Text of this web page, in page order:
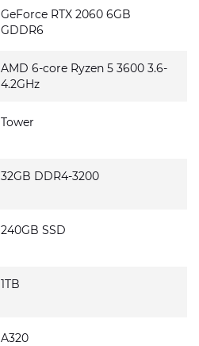
GeForce RTX 2060 6GB
GDDR6
AMD 6-core Ryzen 5 3600 3.6-
4.2GHz
Tower
32GB DDR4-3200
240GB SSD
1TB
A320